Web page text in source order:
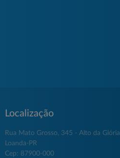
Localização
Rua Mato Grosso, 345 - Alto da Glória
Loanda-PR
Cep: 87900-000